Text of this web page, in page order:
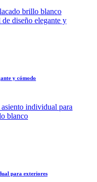
y cómodo
para exteriores